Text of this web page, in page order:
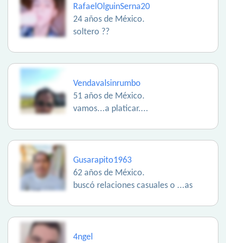
RafaelOlguinSerna20
24 años de México.
soltero ??
Vendavalsinrumbo
51 años de México.
vamos...a platicar....
Gusarapito1963
62 años de México.
buscó relaciones casuales o ...as
4ngel